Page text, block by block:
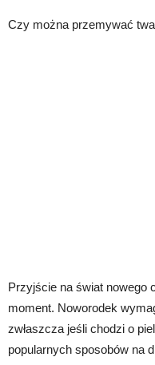
Czy można przemywać
Przyjście na świat nowego
moment. Noworodek
zwłaszcza jeśli chodzi o
popularnych sposobów na